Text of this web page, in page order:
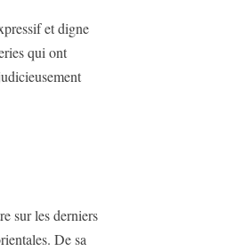
et digne
qui ont
sur les derniers
De sa